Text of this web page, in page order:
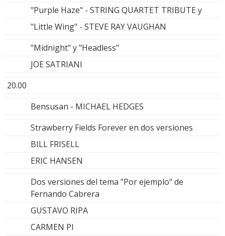
"Purple Haze" - STRING QUARTET TRIBUTE y
"Little Wing" - STEVE RAY VAUGHAN
"Midnight" y "Headless"
JOE SATRIANI
20.00
Bensusan - MICHAEL HEDGES
Strawberry Fields Forever en dos versiones
BILL FRISELL
ERIC HANSEN
Dos versiones del tema "Por ejemplo" de
Fernando Cabrera
GUSTAVO RIPA
CARMEN PI